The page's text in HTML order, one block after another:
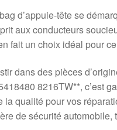
d’appuie-tête se
aux conducteurs
fait un choix idéal pour
dans des pièces
8216TW**, c’est
la qualité pour vos
de sécurité automobile,